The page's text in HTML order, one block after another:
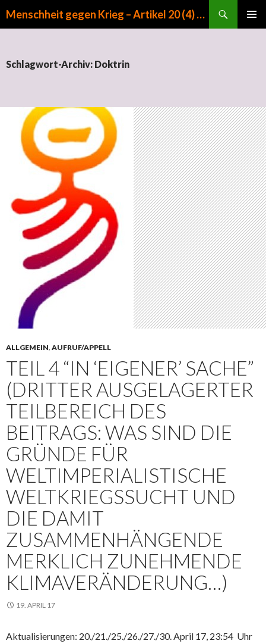
Menschheit gegen Krieg – Artikel 20 (4) GG
Schlagwort-Archiv: Doktrin
ALLGEMEIN, AUFRUF/APPELL
TEIL 4 “IN ‘EIGENER’ SACHE”
(DRITTER AUSGELAGERTER
TEILBEREICH DES
BEITRAGS: WAS SIND DIE
GRÜNDE FÜR
WELTIMPERIALISTISCHE
WELTKRIEGSSUCHT UND
DIE DAMIT
ZUSAMMENHÄNGENDE
MERKLICH ZUNEHMENDE
KLIMAVERÄNDERUNG…)
19. APRIL 17
Aktualisierungen: 20./21./25./26./27./30. April 17, 23:54 Uhr